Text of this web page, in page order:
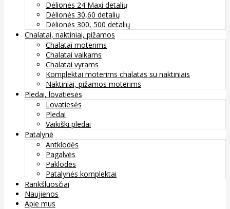
Dėlionės 24 Maxi detalių
Dėlionės 30,60 detalių
Dėlionės 300, 500 detalių
Chalatai, naktiniai, pižamos
Chalatai moterims
Chalatai vaikams
Chalatai vyrams
Komplektai moterims chalatas su naktiniais
Naktiniai, pižamos moterims
Pledai, lovatiesės
Lovatiesės
Pledai
Vaikiški pledai
Patalynė
Antklodės
Pagalvės
Paklodės
Patalynės komplektai
Rankšluosčiai
Naujienos
Apie mus